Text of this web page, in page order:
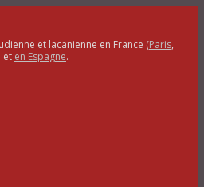
et lacanienne en France (Paris,
et en Espagne.